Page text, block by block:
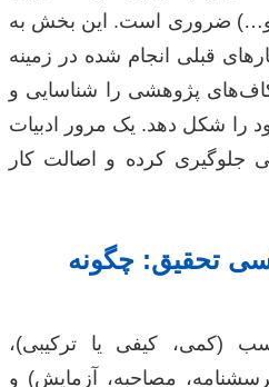
و…) ضروری است. این بخش به
قبلی انجام شده در زمینه
پژوهشی را شناسایی و
را شکل دهد. یک مرور ادبیات
جلوگیری کرده و اصالت کار
تحقیق: چگونه
(کمی، کیفی یا ترکیبی)،
مصاحبه، آزمایش) و